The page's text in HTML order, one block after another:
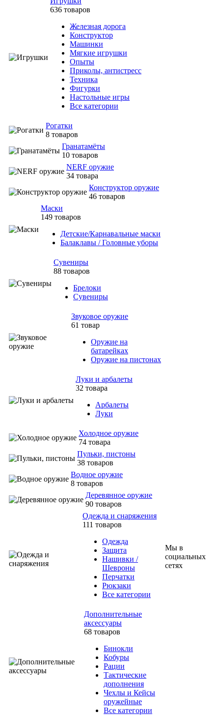
636 товаров
Железная дорога
Конструктор
Машинки
Мягкие игрушки
Опыты
Приколы, антистресс
Техника
Фигурки
Настольные игры
Все категории
Рогатки
8 товаров
Гранатамёты
10 товаров
NERF оружие
34 товара
Конструктор оружие
46 товаров
Маски
149 товаров
Детские/Карнавальные маски
Балаклавы / Головные уборы
Сувениры
88 товаров
Брелоки
Сувениры
Звуковое оружие
61 товар
Оружие на
батарейках
Оружие на пистонах
Луки и арбалеты
32 товара
Арбалеты
Луки
Холодное оружие
74 товара
Пульки, пистоны
38 товаров
Водное оружие
8 товаров
Деревянное оружие
90 товаров
Одежда и снаряжения
111 товаров
Одежда
Защита
Нашивки /
Шевроны
Перчатки
Рюкзаки
Все категории
Дополнительные
аксессуары
68 товаров
Бинокли
Кобуры
Рации
Тактические
дополнения
Чехлы и Кейсы
оружейные
Все категории
Мы в
социальных
сетях